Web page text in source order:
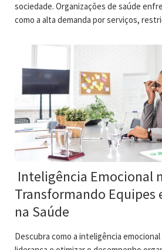
sociedade. Organizações de saúde
como a alta demanda por serviços,
Inteligência Emocional
Transformando Equipes
na Saúde
Descubra como a inteligência